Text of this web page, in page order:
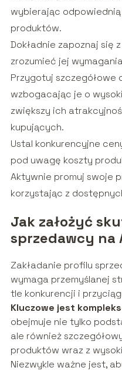
wybierając
produktów.
Dokładnie zapoznaj się
zrozumieć jej
Przygotuj szczegółowe
wzbogacając je o
zwiększy ich
kupujących.
Ustal konkurencyjne
pod uwagę koszty
Aktywnie promuj swoje
korzystając z
Jak założyć
sprzedawcy na
Zakładanie profilu
wymaga przemyślanej
tle konkurencji i
Kluczowe jest
obejmuje nie tylko
ale również
produktów wraz z
Niezwykle ważne jest,